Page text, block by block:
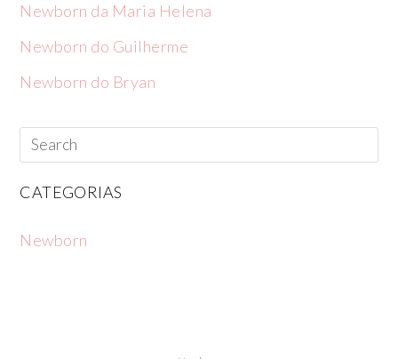
Newborn da Maria Helena
Newborn do Guilherme
Newborn do Bryan
CATEGORIAS
Newborn